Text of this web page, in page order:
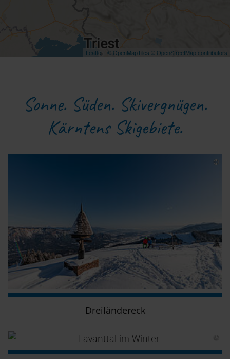
Leaflet | © OpenMapTiles © OpenStreetMap contributors
Sonne. Süden. Skivergnügen.
Kärntens Skigebiete.
Dreiländereck